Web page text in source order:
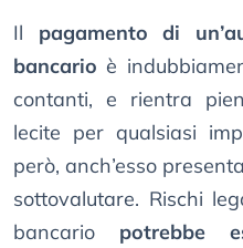
Il pagamento di
bancario è
contanti, e rientra
lecite per qualsiasi
però, anch’esso
sottovalutare. Rischi
bancario potrebbe